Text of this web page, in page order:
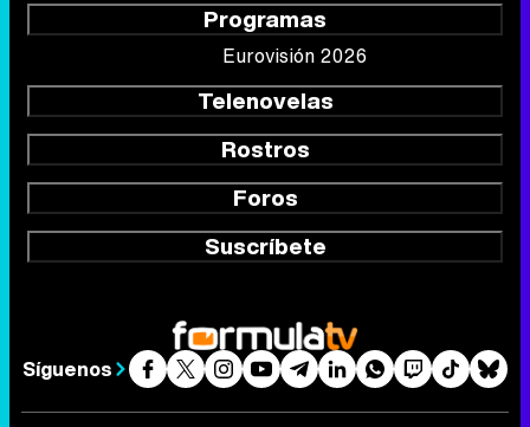
Programas
Eurovisión 2026
Telenovelas
Rostros
Foros
Suscríbete
Síguenos